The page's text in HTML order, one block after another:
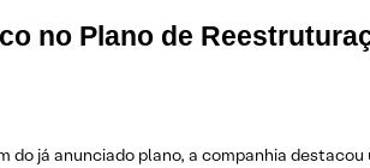
no Plano de
do já anunciado plano, a companhia